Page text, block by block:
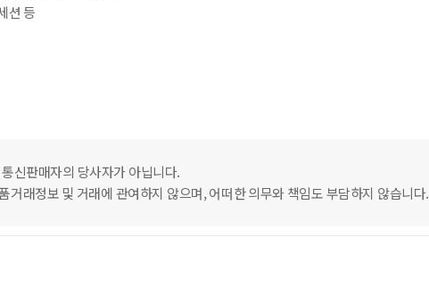
션 등
신판매자의 당사자가 아닙니다.
거래정보 및 거래에 관여하지 않으며, 어떠한 의무와 책임도 부담하지 않습니다.